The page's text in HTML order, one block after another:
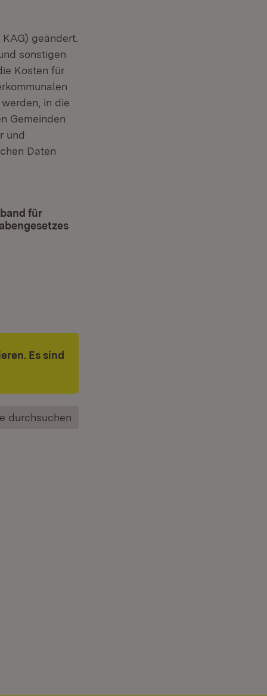
geändert.
sonstigen
Kosten für
in die
Gemeinden
und
Daten
für
Es sind
durchsuchen